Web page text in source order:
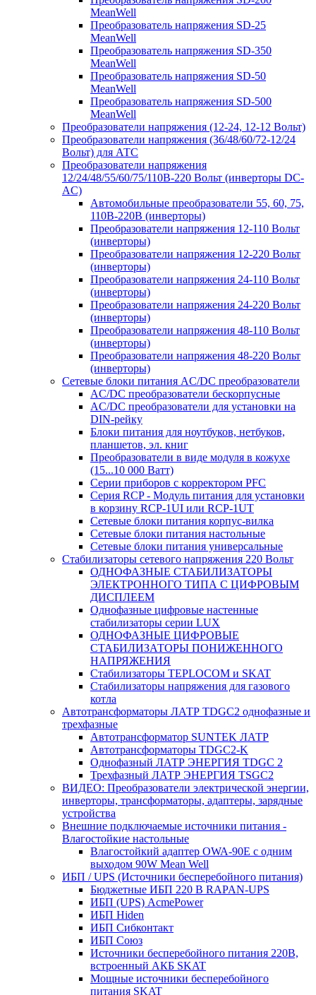
MeanWell
Преобразователь напряжения SD-25
MeanWell
Преобразователь напряжения SD-350
MeanWell
Преобразователь напряжения SD-50
MeanWell
Преобразователь напряжения SD-500
MeanWell
Преобразователи напряжения (12-24, 12-12 Вольт)
Преобразователи напряжения (36/48/60/72-12/24
Вольт) для АТС
Преобразователи напряжения
12/24/48/55/60/75/110В-220 Вольт (инверторы DC-
AC)
Автомобильные преобразователи 55, 60, 75,
110В-220В (инверторы)
Преобразователи напряжения 12-110 Вольт
(инверторы)
Преобразователи напряжения 12-220 Вольт
(инверторы)
Преобразователи напряжения 24-110 Вольт
(инверторы)
Преобразователи напряжения 24-220 Вольт
(инверторы)
Преобразователи напряжения 48-110 Вольт
(инверторы)
Преобразователи напряжения 48-220 Вольт
(инверторы)
Сетевые блоки питания AC/DC преобразователи
AC/DC преобразователи бескорпусные
AC/DC преобразователи для установки на
DIN-рейку
Блоки питания для ноутбуков, нетбуков,
планшетов, эл. книг
Преобразователи в виде модуля в кожухе
(15...10 000 Ватт)
Серии приборов с корректором PFC
Серия RCP - Модуль питания для установки
в корзину RCP-1UI или RCP-1UT
Сетевые блоки питания корпус-вилка
Сетевые блоки питания настольные
Сетевые блоки питания универсальные
Стабилизаторы сетевого напряжения 220 Вольт
ОДНОФАЗНЫЕ СТАБИЛИЗАТОРЫ
ЭЛЕКТРОННОГО ТИПА С ЦИФРОВЫМ
ДИСПЛЕЕМ
Однофазные цифровые настенные
стабилизаторы серии LUX
ОДНОФАЗНЫЕ ЦИФРОВЫЕ
СТАБИЛИЗАТОРЫ ПОНИЖЕННОГО
НАПРЯЖЕНИЯ
Стабилизаторы TEPLOCOM и SKAT
Стабилизаторы напряжения для газового
котла
Автотрансформаторы ЛАТР TDGC2 однофазные и
трехфазные
Автотрансформатор SUNTEK ЛАТР
Автотрансформаторы TDGC2-K
Однофазный ЛАТР ЭНЕРГИЯ TDGC 2
Трехфазный ЛАТР ЭНЕРГИЯ TSGC2
ВИДЕО: Преобразователи электрической энергии,
инверторы, трансформаторы, адаптеры, зарядные
устройства
Внешние подключаемые источники питания -
Влагостойкие настольные
Влагостойкий адаптер OWA-90E с одним
выходом 90W Mean Well
ИБП / UPS (Источники бесперебойного питания)
Бюджетные ИБП 220 В RAPAN-UPS
ИБП (UPS) AcmePower
ИБП Hiden
ИБП Сибконтакт
ИБП Союз
Источники бесперебойного питания 220В,
встроенный АКБ SKAT
Мощные источники бесперебойного
питания SKAT